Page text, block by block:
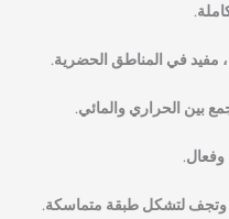
مفيد في المناطق الحضرية.
بين الحراري والمائي.
وفعال.
وتجف لتشكل طبقة متماسكة.